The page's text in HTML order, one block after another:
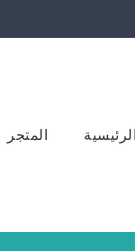
المتجر